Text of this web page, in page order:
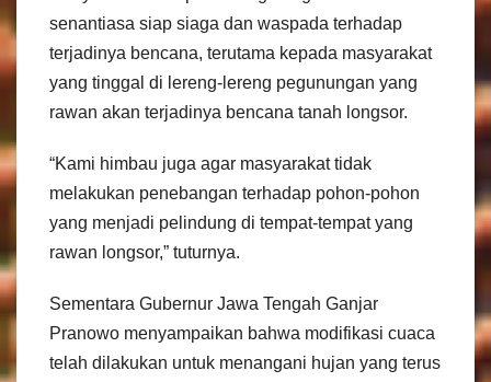
senantiasa siap siaga dan waspada terhadap
terjadinya bencana, terutama kepada masyarakat
yang tinggal di lereng-lereng pegunungan yang
rawan akan terjadinya bencana tanah longsor.
“Kami himbau juga agar masyarakat tidak
melakukan penebangan terhadap pohon-pohon
yang menjadi pelindung di tempat-tempat yang
rawan longsor,” tuturnya.
Sementara Gubernur Jawa Tengah Ganjar
Pranowo menyampaikan bahwa modifikasi cuaca
telah dilakukan untuk menangani hujan yang terus